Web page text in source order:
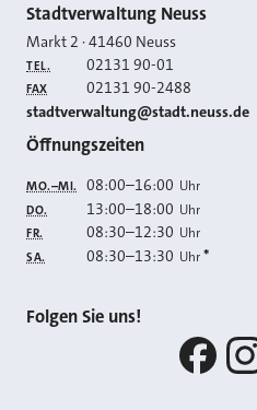
Kontakt
Stadtverwaltung Neuss
Markt 2 ·41460 Neuss
TEL. 02131 90-01
FAX 02131 90-2488
E-MAIL
stadtverwaltung@stadt.neuss.de
Öffnungszeiten
MO.–MI. 08:00–16:00 Uhr
DO. 13:00–18:00 Uhr
FR. 08:30–12:30 Uhr
SA. 08:30–13:30 Uhr *
Folgen Sie uns!